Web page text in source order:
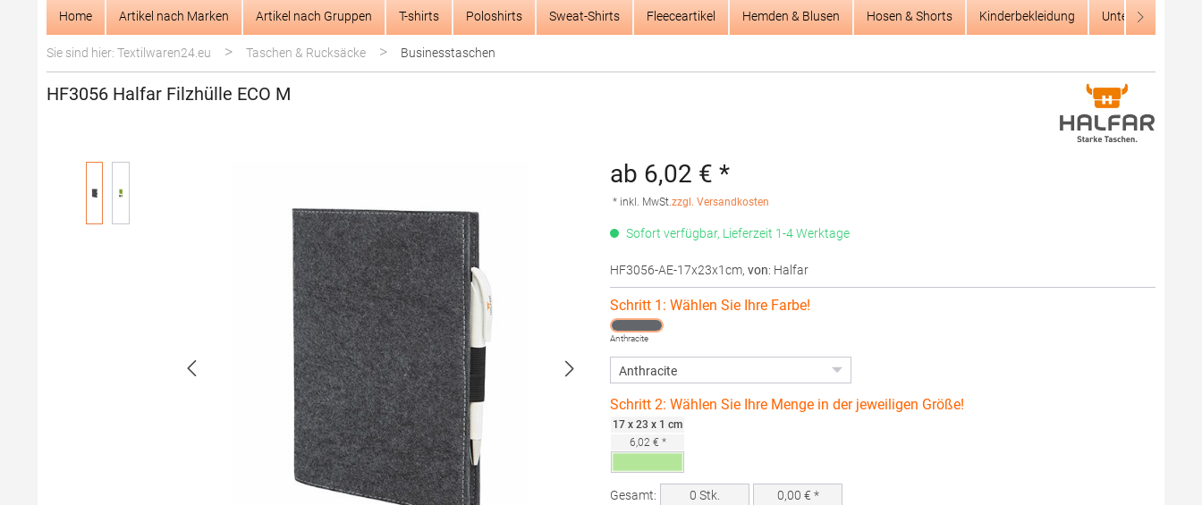
Home Artikel nach Marken Artikel nach Gruppen T-shirts Poloshirts Sweat-Shirts Fleeceartikel Hemden & Blusen Hosen & Shorts Kinderbekleidung Unterwäsche
Sie sind hier: Textilwaren24.eu > Taschen & Rucksäcke > Businesstaschen
HF3056 Halfar Filzhülle ECO M
ab 6,02 € *
* inkl. MwSt.zzgl. Versandkosten
Sofort verfügbar, Lieferzeit 1-4 Werktage
HF3056-AE-17x23x1cm, von: Halfar
Schritt 1: Wählen Sie Ihre Farbe!
Anthracite
Schritt 2: Wählen Sie Ihre Menge in der jeweiligen Größe!
17 x 23 x 1 cm
6,02 € *
Gesamt: 0 Stk. 0,00 € *